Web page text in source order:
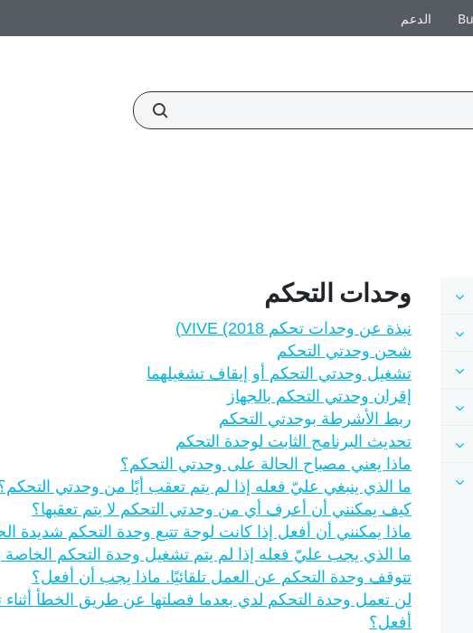
الدعم
وحدات التحكم
نبذة عن وحدات تحكم VIVE (2018)
شحن وحدتي التحكم
تشغيل وحدتي التحكم أو إيقاف تشغيلهما
إقران وحدتي التحكم بالجهاز
ربط الأشرطة بوحدتي التحكم
تحديث البرنامج الثابت لوحدة التحكم
ماذا يعني مصباح الحالة على وحدتي التحكم؟
ما الذي ينبغي عليّ فعله إذا لم يتم تعقب أيًا من وحدتي
كيف يمكنني أن أعرف أي من وحدتي التحكم لا يتم تعقبها؟
ماذا يمكنني أن أفعل إذا كانت لوحة تتبع وحدة التحكم شديدة
ما الذي يجب عليّ فعله إذا لم يتم تشغيل وحدة التحكم
تتوقف وحدة التحكم عن العمل تلقائيًا. ماذا يجب أن أفعل؟
لن تعمل وحدة التحكم لدي بعدما فصلتها عن طريق الخطأ أثناء
أفعل؟